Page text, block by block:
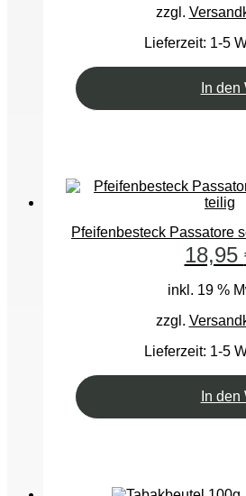
zzgl.
Lieferzeit: 1-5
In
Pfeifenbesteck Passatore
18,95
inkl. 19 %
zzgl.
Lieferzeit: 1-5
In